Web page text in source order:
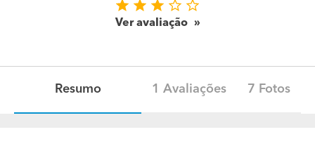
Ver avaliação
Resumo 1 Avaliações 7 Fotos